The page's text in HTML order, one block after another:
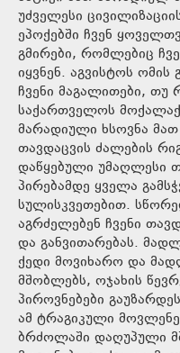
უძველესი
ეპოქებში ჩვენ
გმირები, რომლებიც
იყვნენ. აგვისტოს ომის
ჩვენი მაგალითები, თუ
საქართველოს
მარადიული ხსოვნა
თავდაცვის ძალების
დაწყებული უმაღლესი
პირებამდე ყველა
სულისკვეთებით.
აგრძელებენ ჩვენი
და განვითარებას.
ქედი მოვიხარო და
მშობლებს, ოჯახის
პიროვნებები
ამ ტრაგიკული
ბრძოლაში დაღუპული